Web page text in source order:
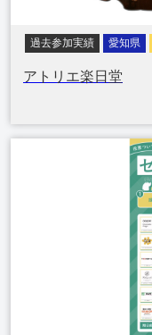
過去参加実績 愛知県
アトリエ楽日堂